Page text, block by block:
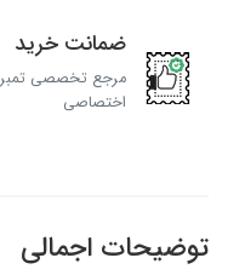
ضمانت خرید
مرجع تخصصی تمبر
اختصاصی
توضیحات اجمالی